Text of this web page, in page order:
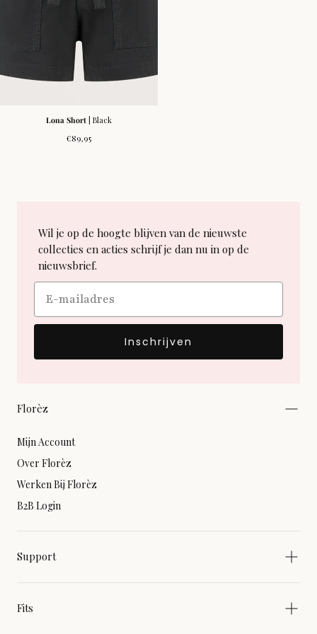
Lona Short | Black
Normale
€89,95
Wil je op de hoogte blijven van de nieuwste
collecties en acties schrijf je dan nu in op de
nieuwsbrief.
Email
Inschrijven
Florèz
Mijn Account
Over Florèz
Werken Bij Florèz
B2B Login
Support
Fits